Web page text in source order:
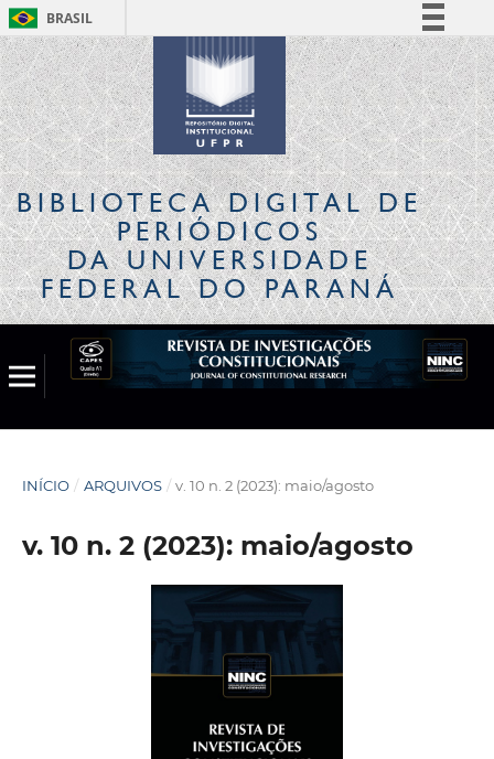
BRASIL
Simplifique!
Comunica BR
Participe
Acesso à informação
Legislação
Canais
BIBLIOTECA DIGITALDE
PERIÓDICOS
DA UNIVERSIDADE
FEDERAL DO PARANÁ
INÍCIO / ARQUIVOS / v. 10 n. 2 (2023): maio/agosto
v. 10 n. 2 (2023): maio/agosto